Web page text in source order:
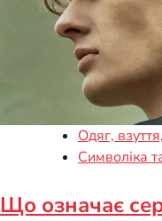
Одяг,
Символіка
Що означає